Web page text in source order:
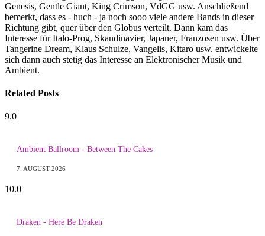
Genesis, Gentle Giant, King Crimson, VdGG usw. Anschließend
bemerkt, dass es - huch - ja noch sooo viele andere Bands in dieser
Richtung gibt, quer über den Globus verteilt. Dann kam das
Interesse für Italo-Prog, Skandinavier, Japaner, Franzosen usw. Über
Tangerine Dream, Klaus Schulze, Vangelis, Kitaro usw. entwickelte
sich dann auch stetig das Interesse an Elektronischer Musik und
Ambient.
Related Posts
9.0
Ambient Ballroom - Between The Cakes
7. AUGUST 2026
10.0
Draken - Here Be Draken